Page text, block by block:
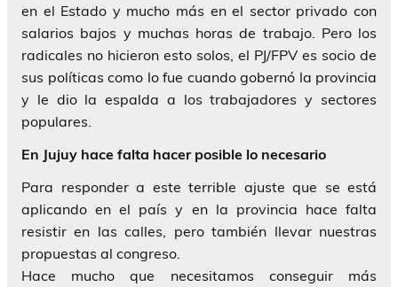
en el Estado y mucho más en el sector privado con
salarios bajos y muchas horas de trabajo. Pero los
radicales no hicieron esto solos, el PJ/FPV es socio de
sus políticas como lo fue cuando gobernó la provincia
y le dio la espalda a los trabajadores y sectores
populares.
En Jujuy hace falta hacer posible lo necesario
Para responder a este terrible ajuste que se está
aplicando en el país y en la provincia hace falta
resistir en las calles, pero también llevar nuestras
propuestas al congreso.
Hace mucho que necesitamos conseguir más